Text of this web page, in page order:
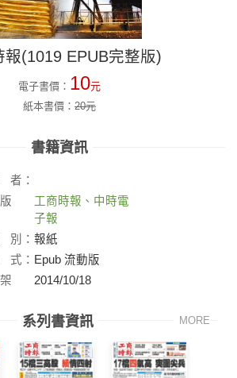
報(1019 EPUB完整版)
電子書價： 10元
紙本書價： 20元
書籍資訊
者：
工商時報、中時電
子報
別： 報紙
式： Epub 流動版
架
2014/10/18
系列書資訊 MORE